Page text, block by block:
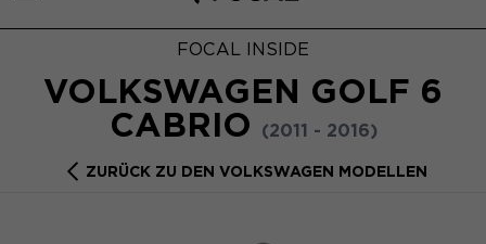
FOCAL INSIDE
VOLKSWAGEN GOLF 6
CABRIO
(2011 - 2016)
ZURÜCK ZU DEN VOLKSWAGEN MODELLEN